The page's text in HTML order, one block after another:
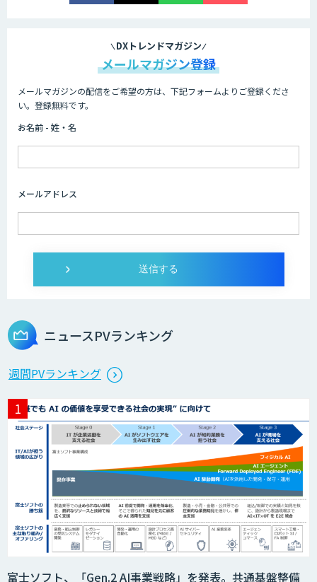
DHK CANVAS
チャットボット
スマホdeナビ
Datatang AIデータ処理プラットフォー
ムサービス
DXトレンドマガジン
メールマガジン登録
メールマガジンの配信をご希望の方は、下記フォームよりご登録くださ
い。登録無料です。
お名前 - 姓・名
メールアドレス
ニュースPVランキング
週間PVランキング
富士ソフト、「Gen.2 AI事業戦略」を発表。共通基盤整備